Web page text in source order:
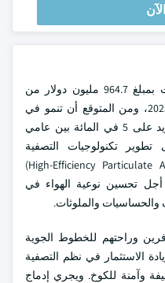
وقُدرت قيمة سوق ملفات الطائرات بمبلغ 964.7 مليون دولار من
دولارات الولايات المتحدة في عام 2023، ومن المتوقع أن تنمو في
قاعدة بيانات الطيران المدني بما يزيد على 5 في المائة بين عامي
على تطوير تكنولوجيات التصفية
المتطورة، مثل أجهزة التصفيح (High-Efficiency Particulate Air)
تحسين نوعية الهواء في
والحساسيات والملوثات.
وراحتهم للخطوط الجوية
الاستثمار في نظم التصفية
وآمنة للكوخ. ويجري إدماج